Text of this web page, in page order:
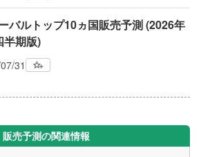
バルトップ10ヵ国販売予測 (2026年
半期版)
31
販売予測の関連情報